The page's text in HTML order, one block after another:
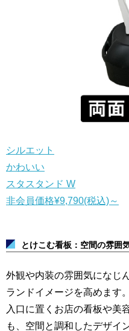
シルエット
かわいい
スタスタンド W
非会員価格¥9,790(税込)～
とけこむ看板：空間の雰囲
外観や内装の雰囲気になじ
ランドイメージを高めます。
入口に置くお店の看板や美
も、空間と調和したデザイ